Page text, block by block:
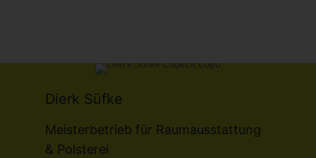
Dierk Süfke
Meisterbetrieb für Raumausstattung
& Polsterei